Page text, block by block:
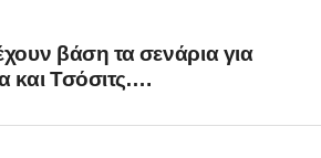
βάση τα σενάρια για
και Τσόσιτς….